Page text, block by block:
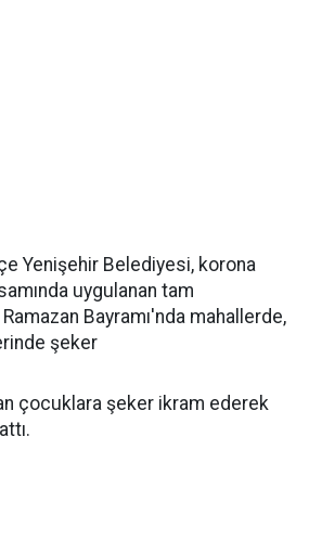
Yenişehir Belediyesi, korona
uygulanan tam
Bayramı'nda mahallerde,
şeker
çocuklara şeker ikram ederek